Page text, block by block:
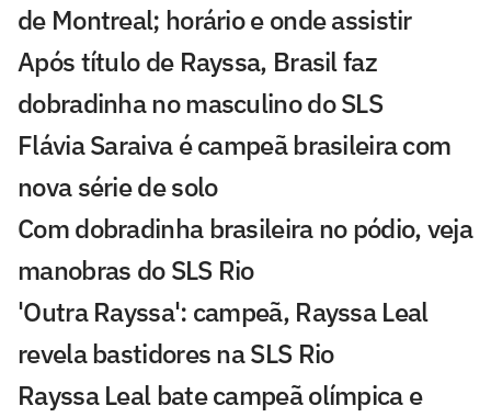
de Montreal; horário e onde assistir
Após título de Rayssa, Brasil faz
dobradinha no masculino do SLS
Flávia Saraiva é campeã brasileira com
nova série de solo
Com dobradinha brasileira no pódio, veja
manobras do SLS Rio
'Outra Rayssa': campeã, Rayssa Leal
revela bastidores na SLS Rio
Rayssa Leal bate campeã olímpica e